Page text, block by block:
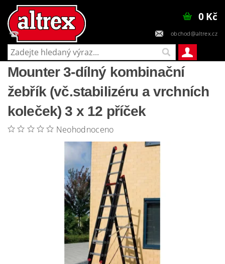
obchod@altrex.cz
0 Kč
Mounter 3-dílný kombinační
žebřík (vč.stabilizéru a vrchních
koleček) 3 x 12 příček
Neohodnoceno